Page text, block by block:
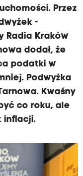
Przez
-
Radia Kraków
dodał, że
podatki w
Podwyżka
Kwaśny
co roku, ale
inflacji.